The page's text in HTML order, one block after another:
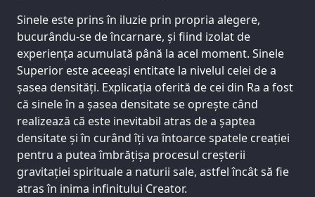
Sinele este prins în iluzie prin propria alegere,
bucurându-se de încarnare, și fiind izolat de
experiența acumulată până la acel moment. Sinele
Superior este aceeași entitate la nivelul celei de a
șasea densități. Explicația oferită de cei din Ra a fost
că sinele în a șasea densitate se oprește când
realizează că este inevitabil atras de a șaptea
densitate și în curând îți va întoarce spatele creației
pentru a putea îmbrățișa procesul creșterii
gravitației spirituale a naturii sale, astfel încât să fie
atras în inima infinitului Creator.